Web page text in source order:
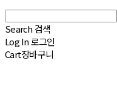
Search 검색
Log In로그인
Cart장바구니